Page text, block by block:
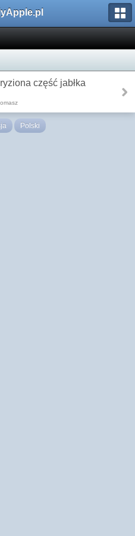
część jabłka
Polski